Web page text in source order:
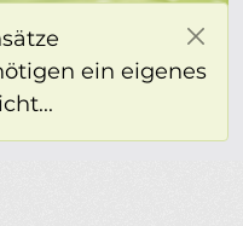
ein eigenes